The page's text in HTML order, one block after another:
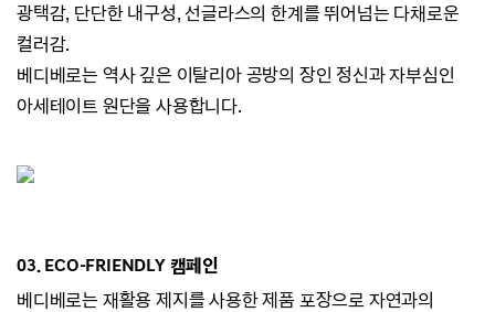
광택감, 단단한 내구성, 선글라스의 한계를 뛰어넘는 다채로운
컬러감.
베디베로는 역사 깊은 이탈리아 공방의 장인 정신과 자부심인
아세테이트 원단을 사용합니다.
03. ECO-FRIENDLY 캠페인
베디베로는 재활용 제지를 사용한 제품 포장으로 자연과의